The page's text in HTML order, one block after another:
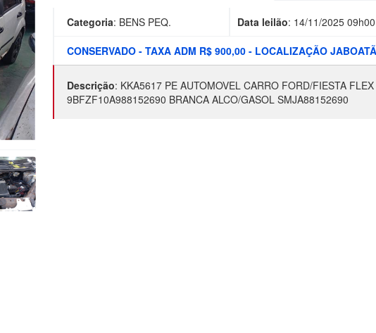
Categoria: BENS PEQ. Data leilão: 14/11/2025 09h00
CONSERVADO - TAXA ADM R$ 900,00 - LOCALIZAÇÃO
Descrição: KKA5617 PE AUTOMOVEL CARRO FORD/FIESTA
9BFZF10A988152690 BRANCA ALCO/GASOL SMJA88152690